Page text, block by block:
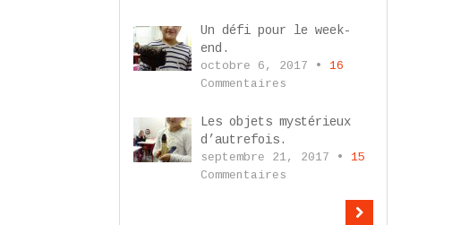
Un défi pour le week-
end.
octobre 6, 2017 • 16
Commentaires
Les objets mystérieux
d’autrefois.
septembre 21, 2017 • 15
Commentaires